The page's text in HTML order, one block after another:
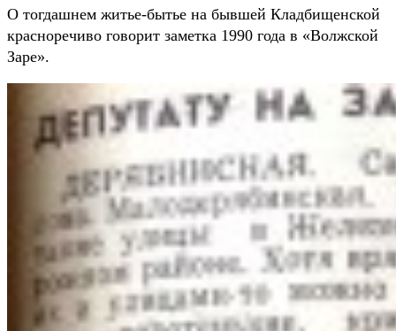
О тогдашнем житье-бытье на бывшей Кладбищенской
красноречиво говорит заметка 1990 года в «Волжской
Заре».